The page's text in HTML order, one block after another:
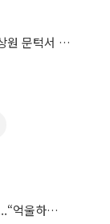
美 클래리티 법안 연내 통과 가능성 13%…상원 문턱서 제동
장혜선 이사장, ‘가정 밖 청소년’에 2억 지원...“억울하고 아파도 단단해지길”